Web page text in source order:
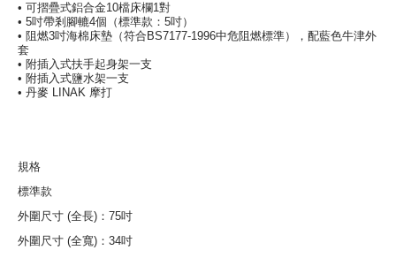
• 可摺疊式鋁合金10檔床欄1對
• 5吋帶剎腳轆4個（標準款：5吋）
• 阻燃3吋海棉床墊（符合BS7177-1996中危阻燃標準），配藍色牛津外
套
• 附插入式扶手起身架一支
• 附插入式鹽水架一支
• 丹麥 LINAK 摩打
規格
標準款
外圍尺寸 (全長)：75吋
外圍尺寸 (全寬)：34吋